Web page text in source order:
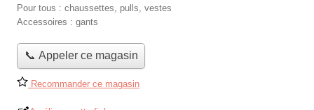
Pour tous : chaussettes, pulls, vestes
Accessoires : gants
📞 Appeler ce magasin
Recommander ce magasin